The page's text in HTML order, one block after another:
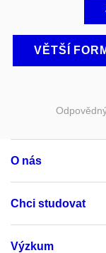
VĚTŠÍ
O nás
Chci studovat
Výzkum